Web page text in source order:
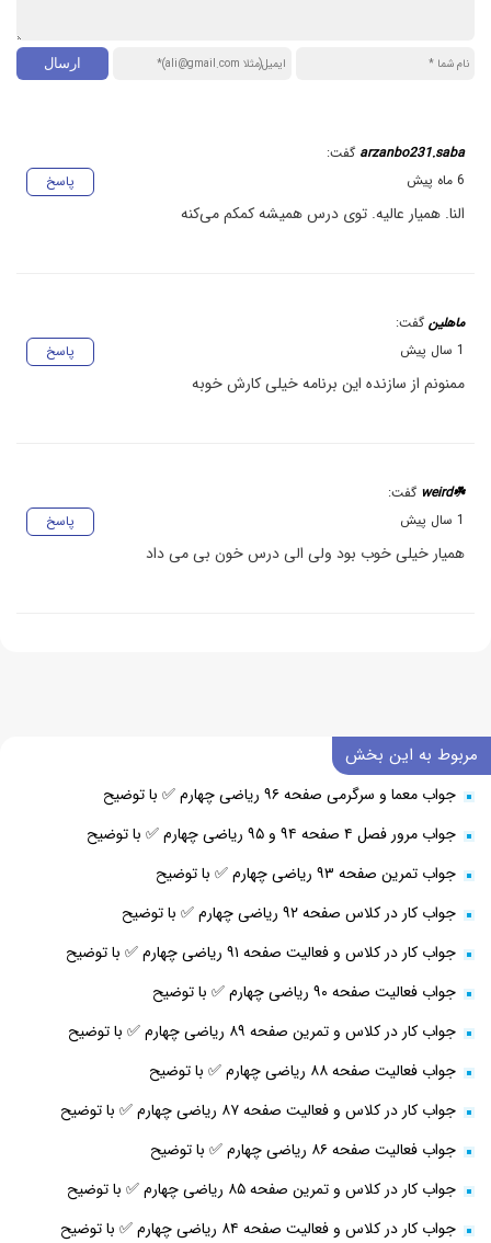
arzanbo231.saba گفت:
پاسخ
6 ماه پیش
النا. همیار عالیه. توی درس همیشه کمکم می‌کنه
ماهلین گفت:
پاسخ
1 سال پیش
ممنونم از سازنده این برنامه خیلی کارش خوبه
☘️weird
گفت:
پاسخ
1 سال پیش
همیار خیلی خوب بود ولی الی درس خون بی می داد
مربوط به این بخش
جواب معما و سرگرمی صفحه ۹۶ ریاضی چهارم ✅ با توضیح
جواب مرور فصل ۴ صفحه ۹۴ و ۹۵ ریاضی چهارم ✅ با توضیح
جواب تمرین صفحه ۹۳ ریاضی چهارم ✅ با توضیح
جواب کار در کلاس صفحه ۹۲ ریاضی چهارم ✅ با توضیح
جواب کار در کلاس و فعالیت صفحه ۹۱ ریاضی چهارم ✅ با توضیح
جواب فعالیت صفحه ۹۰ ریاضی چهارم ✅ با توضیح
جواب کار در کلاس و تمرین صفحه ۸۹ ریاضی چهارم ✅ با توضیح
جواب فعالیت صفحه ۸۸ ریاضی چهارم ✅ با توضیح
جواب کار در کلاس و فعالیت صفحه ۸۷ ریاضی چهارم ✅ با توضیح
جواب فعالیت صفحه ۸۶ ریاضی چهارم ✅ با توضیح
جواب کار در کلاس و تمرین صفحه ۸۵ ریاضی چهارم ✅ با توضیح
جواب کار در کلاس و فعالیت صفحه ۸۴ ریاضی چهارم ✅ با توضیح